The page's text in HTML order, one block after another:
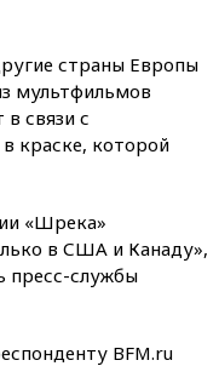
страны Европы
мультфильмов
связи с
краске, которой
«Шрека»
в США и Канаду»,
пресс-службы
BFM.ru